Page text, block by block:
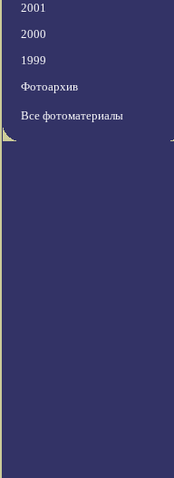
2001
2000
1999
Фотоархив
Все фотоматериалы